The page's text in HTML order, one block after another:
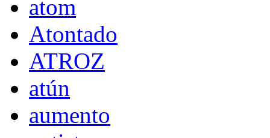
atom
Atontado
ATROZ
atún
aumento